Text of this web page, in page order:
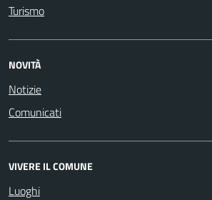
Turismo
NOVITÀ
Notizie
Comunicati
VIVERE IL COMUNE
Luoghi